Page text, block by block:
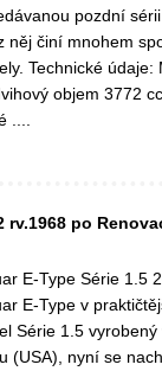
pozdní
něj činí mnohem
Technické
objem 3772
....
rv.1968 po
E-Type Série 1.5
E-Type v
Série 1.5
(USA), nyní se